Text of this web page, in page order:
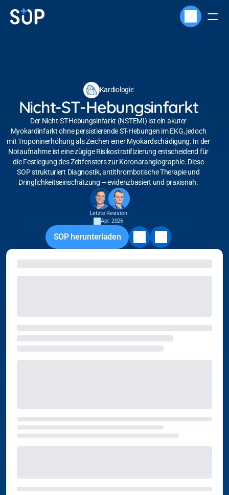
Kardiologie
Nicht-ST-Hebungsinfarkt
Der Nicht-ST-Hebungsinfarkt (NSTEMI) ist ein akuter
Myokardinfarkt ohne persistierende ST-Hebungen im EKG, jedoch
mit Troponinerhöhung als Zeichen einer Myokardschädigung. In der
Notaufnahme ist eine zügige Risikostratifizierung entscheidend für
die Festlegung des Zeitfensters zur Koronarangiographie. Diese
SOP strukturiert Diagnostik, antithrombotische Therapie und
Dringlichkeitseinschätzung – evidenzbasiert und praxisnah.
Letzte Revision
Apr. 2026
SOP herunterladen